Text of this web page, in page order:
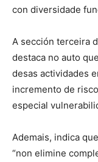
con diversidade
A sección terceira
destaca no auto
desas actividades
incremento de
especial
Ademais, indica
“non elimine